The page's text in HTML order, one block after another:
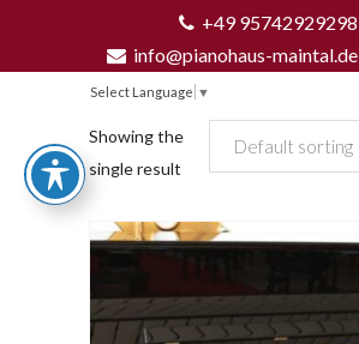
+49 95742929298
info@pianohaus-maintal.de
Select Language ▼
Showing the
single result
Default sorting